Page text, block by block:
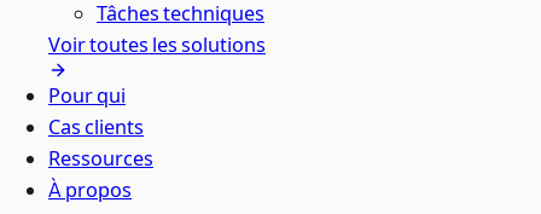
Tâches techniques
Voir toutes les solutions
Pour qui
Cas clients
Ressources
À propos